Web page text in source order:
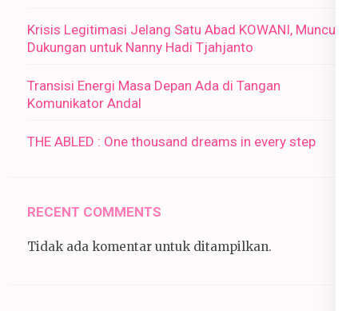
Krisis Legitimasi Jelang Satu Abad KOWANI, Muncul
Dukungan untuk Nanny Hadi Tjahjanto
Transisi Energi Masa Depan Ada di Tangan
Komunikator Andal
THE ABLED : One thousand dreams in every step
RECENT COMMENTS
Tidak ada komentar untuk ditampilkan.